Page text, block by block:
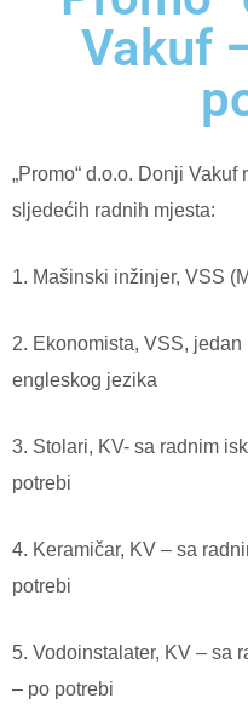
Vakuf
„Promo“ d.o.o. Donji
sljedećih radnih mjesta:
1. Mašinski inžinjer, VSS
2. Ekonomista, VSS,
engleskog jezika
3. Stolari, KV- sa radnim
potrebi
4. Keramičar, KV – sa
potrebi
5. Vodoinstalater, KV – sa
– po potrebi